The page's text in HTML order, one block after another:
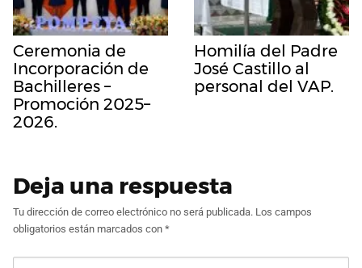
Ceremonia de
Incorporación de
Bachilleres –
Promoción 2025–
2026.
Homilía del Padre
José Castillo al
personal del VAP.
Deja una respuesta
Tu dirección de correo electrónico no será publicada. Los campos
obligatorios están marcados con *